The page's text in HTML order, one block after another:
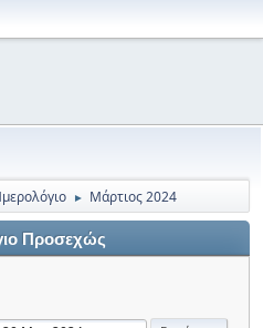
► Μάρτιος 2024
Προσεχώς